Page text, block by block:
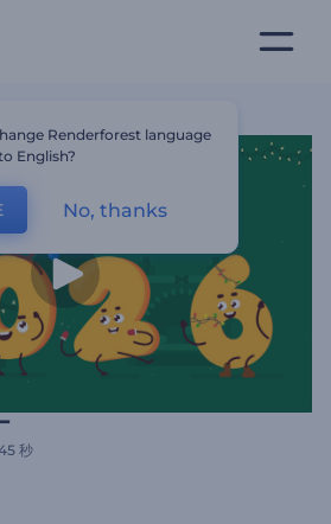
秒
Renderforest language
English?
No, thanks